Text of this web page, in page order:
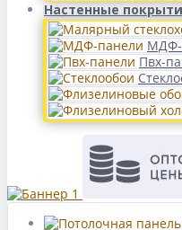
Настенные
МДФ-
Пвх-